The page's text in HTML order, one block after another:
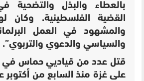
بالعطاء والبذل
القضية الفلسطينية. وكان
والمشهود في العمل
والسياسي والدعوي والتربوي”.
قتل عدد من قياديي حماس في
على غزة منذ السابع من أكتوبر